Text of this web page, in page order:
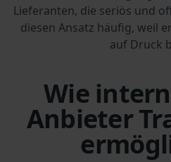
Lieferanten, die seriös und
diesen Ansatz häufig, weil
auf Druck
Wie
Anbieter